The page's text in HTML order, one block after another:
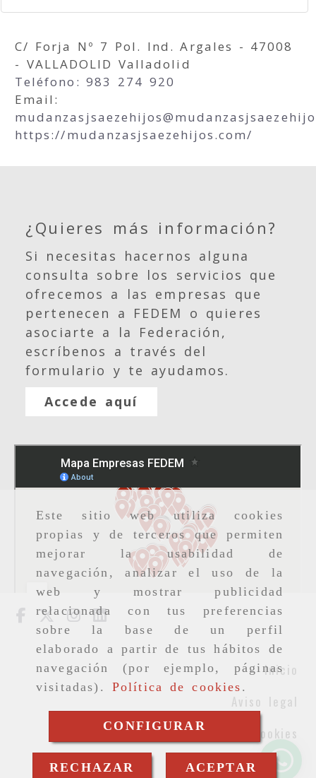
Este sitio web utiliza cookies
propias y de terceros que permiten
mejorar la usabilidad de
navegación, analizar el uso de la
web y mostrar publicidad
relacionada con tus preferencias
sobre la base de un perfil
elaborado a partir de tus hábitos de
navegación (por ejemplo, páginas
visitadas). Política de cookies .
CONFIGURAR
RECHAZAR ACEPTAR
C/ Forja Nº 7 Pol. Ind. Argales - 47008
- VALLADOLID Valladolid
Teléfono: 983 274 920
Email:
mudanzasjsaezehijos
https://mudanzasjsaezehijos.com/
¿Quieres más información?
Si necesitas hacernos alguna
consulta sobre los servicios que
ofrecemos a las empresas que
pertenecen a FEDEM o quieres
asociarte a la Federación,
escríbenos a través del
formulario y te ayudamos.
Accede aquí
Inicio
Aviso legal
Cookies
Privacidad